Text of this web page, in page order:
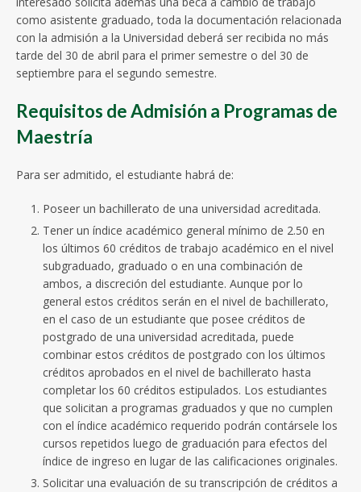
como asistente graduado, toda la documentación relacionada
con la admisión a la Universidad deberá ser recibida no más
tarde del 30 de abril para el primer semestre o del 30 de
septiembre para el segundo semestre.
Requisitos de Admisión a Programas de
Maestría
Para ser admitido, el estudiante habrá de:
Poseer un bachillerato de una universidad acreditada.
Tener un índice académico general mínimo de 2.50 en
los últimos 60 créditos de trabajo académico en el nivel
subgraduado, graduado o en una combinación de
ambos, a discreción del estudiante. Aunque por lo
general estos créditos serán en el nivel de bachillerato,
en el caso de un estudiante que posee créditos de
postgrado de una universidad acreditada, puede
combinar estos créditos de postgrado con los últimos
créditos aprobados en el nivel de bachillerato hasta
completar los 60 créditos estipulados. Los estudiantes
que solicitan a programas graduados y que no cumplen
con el índice académico requerido podrán contársele los
cursos repetidos luego de graduación para efectos del
índice de ingreso en lugar de las calificaciones originales.
Solicitar una evaluación de su transcripción de créditos a